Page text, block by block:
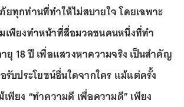
ยทุกท่านที่ทำให้ไม่สบายใจ โดยเฉพาะ
เพียงทำหน้าที่สื่อมวลชนคนหนึ่งที่ทำ
18 ปี เพื่อแสวงหาความจริง เป็นสำคัญ
รับประโยชน์อื่นใดจากใคร แม้แต่ครั้ง
พียง “ทำความดี เพื่อความดี” เพียง